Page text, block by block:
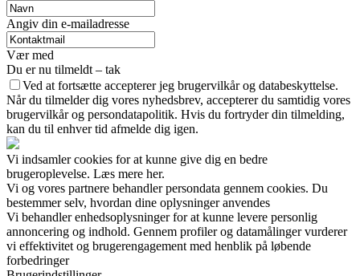
Angiv din e-mailadresse
Vær med
Du er nu tilmeldt – tak
Ved at fortsætte accepterer jeg brugervilkår og databeskyttelse.
Når du tilmelder dig vores nyhedsbrev, accepterer du samtidig vores
brugervilkår og persondatapolitik. Hvis du fortryder din tilmelding,
kan du til enhver tid afmelde dig igen.
Vi indsamler cookies for at kunne give dig en bedre
brugeroplevelse. Læs mere her.
Vi og vores partnere behandler persondata gennem cookies. Du
bestemmer selv, hvordan dine oplysninger anvendes
Vi behandler enhedsoplysninger for at kunne levere personlig
annoncering og indhold. Gennem profiler og datamålinger vurderer
vi effektivitet og brugerengagement med henblik på løbende
forbedringer